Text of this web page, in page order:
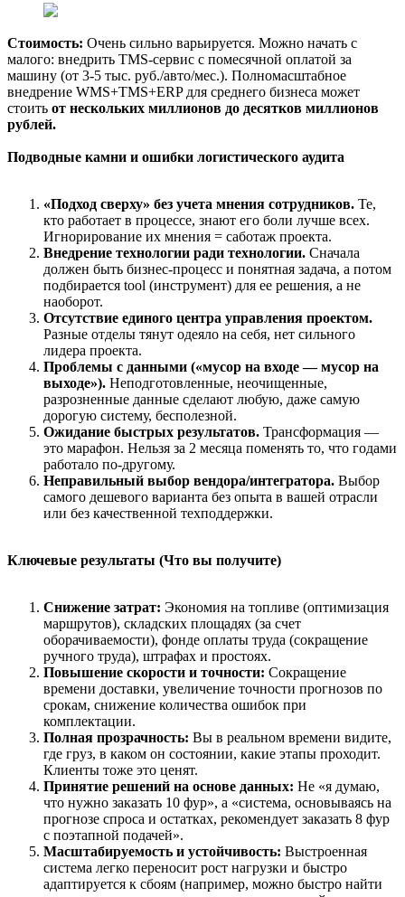
Стоимость: Очень сильно варьируется. Можно начать с
малого: внедрить TMS-сервис с помесячной оплатой за
машину (от 3-5 тыс. руб./авто/мес.). Полномасштабное
внедрение WMS+TMS+ERP для среднего бизнеса может
стоить от нескольких миллионов до десятков миллионов
рублей.
Подводные камни и ошибки логистического аудита
«Подход сверху» без учета мнения сотрудников. Те,
кто работает в процессе, знают его боли лучше всех.
Игнорирование их мнения = саботаж проекта.
Внедрение технологии ради технологии. Сначала
должен быть бизнес-процесс и понятная задача, а потом
подбирается tool (инструмент) для ее решения, а не
наоборот.
Отсутствие единого центра управления проектом.
Разные отделы тянут одеяло на себя, нет сильного
лидера проекта.
Проблемы с данными («мусор на входе — мусор на
выходе»). Неподготовленные, неочищенные,
разрозненные данные сделают любую, даже самую
дорогую систему, бесполезной.
Ожидание быстрых результатов. Трансформация —
это марафон. Нельзя за 2 месяца поменять то, что годами
работало по-другому.
Неправильный выбор вендора/интегратора. Выбор
самого дешевого варианта без опыта в вашей отрасли
или без качественной техподдержки.
Ключевые результаты (Что вы получите)
Снижение затрат: Экономия на топливе (оптимизация
маршрутов), складских площадях (за счет
оборачиваемости), фонде оплаты труда (сокращение
ручного труда), штрафах и простоях.
Повышение скорости и точности: Сокращение
времени доставки, увеличение точности прогнозов по
срокам, снижение количества ошибок при
комплектации.
Полная прозрачность: Вы в реальном времени видите,
где груз, в каком он состоянии, какие этапы проходит.
Клиенты тоже это ценят.
Принятие решений на основе данных: Не «я думаю,
что нужно заказать 10 фур», а «система, основываясь на
прогнозе спроса и остатках, рекомендует заказать 8 фур
с поэтапной подачей».
Масштабируемость и устойчивость: Выстроенная
система легко переносит рост нагрузки и быстро
адаптируется к сбоям (например, можно быстро найти